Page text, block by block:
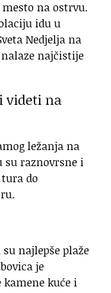
na ostrvu.
idu u
Nedjelja na
najčistije
videti na
ležanja na
su raznovrsne i
do
najlepše plaže
je
kuće i